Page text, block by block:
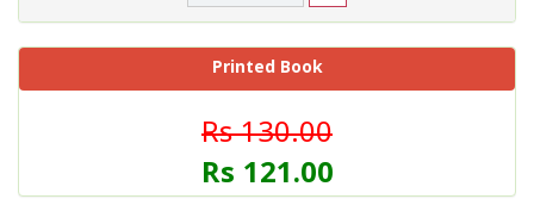
Printed Book
Rs 130.00
Rs 121.00